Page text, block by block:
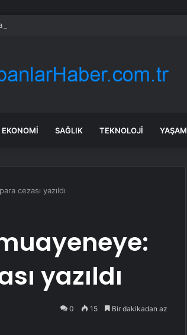
EKONOMI SAĞLIK TEKNOLOJI YAŞAM
cezası yazıldı
yazıldı
0 15 Bir dakikadan az